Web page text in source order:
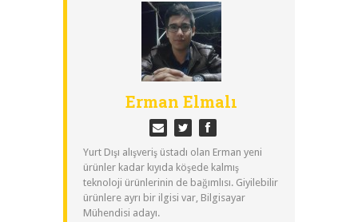
Erman Elmalı
Yurt Dışı alışveriş üstadı olan Erman yeni
ürünler kadar kıyıda köşede kalmış
teknoloji ürünlerinin de bağımlısı. Giyilebilir
ürünlere ayrı bir ilgisi var, Bilgisayar
Mühendisi adayı.